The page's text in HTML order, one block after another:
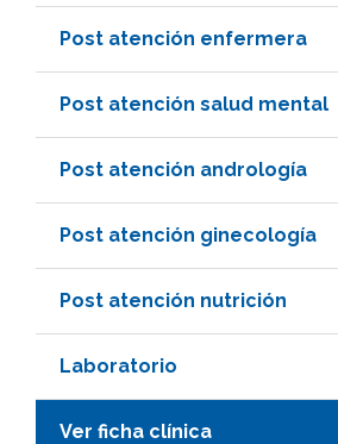
Post atención enfermera
Post atención salud mental
Post atención andrología
Post atención ginecología
Post atención nutrición
Laboratorio
Ver ficha clínica